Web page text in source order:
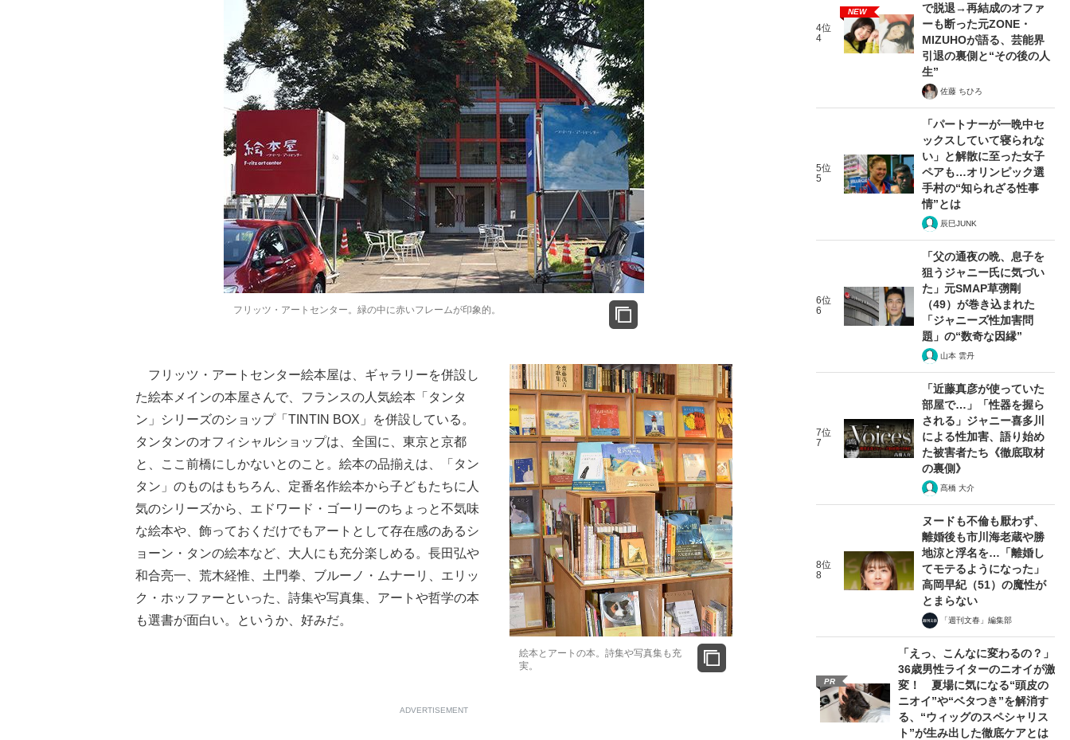
フリッツ・アートセンター。緑の中に赤いフレームが印象的。
絵本とアートの本。詩集や写真集も充
実。
フリッツ・アートセンター絵本屋は、ギャラリーを併設し
た絵本メインの本屋さんで、フランスの人気絵本「タンタ
ン」シリーズのショップ「TINTIN BOX」を併設している。
タンタンのオフィシャルショップは、全国に、東京と京都
と、ここ前橋にしかないとのこと。絵本の品揃えは、「タン
タン」のものはもちろん、定番名作絵本から子どもたちに人
気のシリーズから、エドワード・ゴーリーのちょっと不気味
な絵本や、飾っておくだけでもアートとして存在感のあるシ
ョーン・タンの絵本など、大人にも充分楽しめる。長田弘や
和合亮一、荒木経惟、土門拳、ブルーノ・ムナーリ、エリッ
ク・ホッファーといった、詩集や写真集、アートや哲学の本
も選書が面白い。というか、好みだ。
ADVERTISEMENT
4位
4
NEW
で脱退→再結成のオファ
ーも断った元ZONE・
MIZUHOが語る、芸能界
引退の裏側と“その後の人
生”
佐藤 ちひろ
5位
5
「パートナーが一晩中セ
ックスしていて寝られな
い」と解散に至った女子
ペアも…オリンピック選
手村の“知られざる性事
情”とは
辰巳JUNK
6位
6
「父の通夜の晩、息子を
狙うジャニー氏に気づい
た」元SMAP草彅剛
（49）が巻き込まれた
「ジャニーズ性加害問
題」の“数奇な因縁”
山本 雲丹
7位
7
「近藤真彦が使っていた
部屋で…」「性器を握ら
される」ジャニー喜多川
による性加害、語り始め
た被害者たち《徹底取材
の裏側》
髙橋 大介
8位
8
ヌードも不倫も厭わず、
離婚後も市川海老蔵や勝
地涼と浮名を…「離婚し
てモテるようになった」
高岡早紀（51）の魔性が
とまらない
「週刊文春」編集部
PR
「えっ、こんなに変わるの？」
36歳男性ライターのニオイが激
変！ 夏場に気になる“頭皮の
ニオイ”や“ベタつき”を解消す
る、“ウィッグのスペシャリス
ト”が生み出した徹底ケアとは